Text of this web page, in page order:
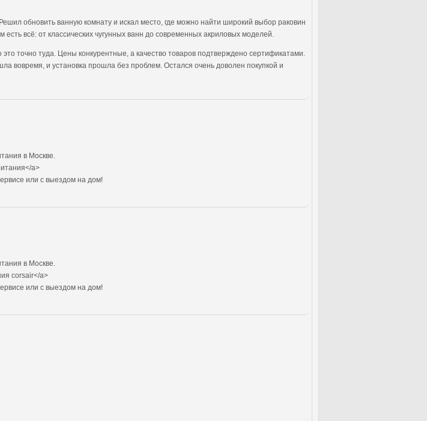
обновить ванную комнату и искал место, где можно найти широкий выбор раковин
всё: от классических чугунных ванн до современных акриловых моделей.
это точно туда. Цены конкурентные, а качество товаров подтверждено сертификатами.
вовремя, и установка прошла без проблем. Остался очень доволен покупкой и
в Москве.
a>
или с выездом на дом!
в Москве.
corsair</a>
или с выездом на дом!